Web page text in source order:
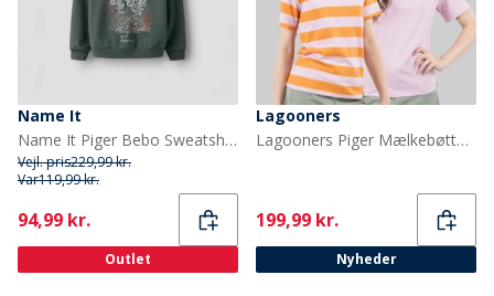
Name It
Name It Piger Bebo Sweatshirt Urban Chic
Vejl. pris229,99 kr.
Var119,99 kr.
Current
94,99 kr.
Outlet
Lagooners
Lagooners Piger Mælkebøtte To Pak T Shirts Lilac
Current
199,99 kr.
Nyheder